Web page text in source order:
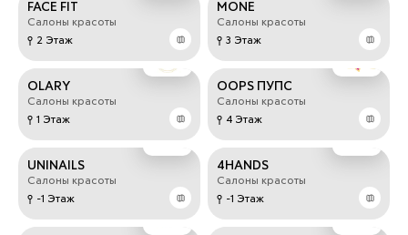
FACE FIT
Салоны красоты
2 Этаж
MONE
Салоны красоты
3 Этаж
OLARY
Салоны красоты
1 Этаж
OOPS ПУПС
Салоны красоты
4 Этаж
UNINAILS
Салоны красоты
-1 Этаж
4HANDS
Салоны красоты
-1 Этаж